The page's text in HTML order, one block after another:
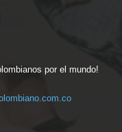
por el mundo!